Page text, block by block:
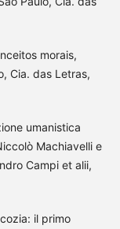
morais,
Cia. das Letras,
umanistica
Machiavelli e
Campi et alii,
il primo